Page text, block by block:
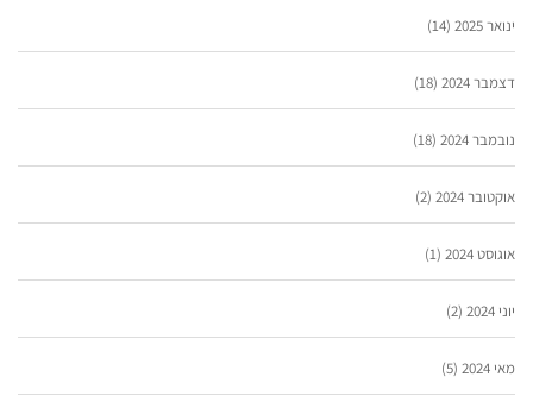
ינואר 2025 (14)
דצמבר 2024 (18)
נובמבר 2024 (18)
אוקטובר 2024 (2)
אוגוסט 2024 (1)
יוני 2024 (2)
מאי 2024 (5)